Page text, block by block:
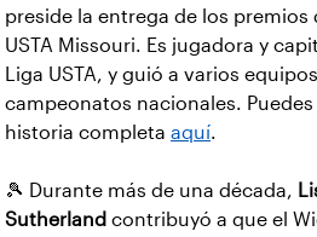
preside la entrega de los premios
USTA Missouri. Es jugadora y
Liga USTA, y guió a varios
campeonatos nacionales. Puedes
historia completa aquí.
🎾 Durante más de una década,
Sutherland contribuyó a que el